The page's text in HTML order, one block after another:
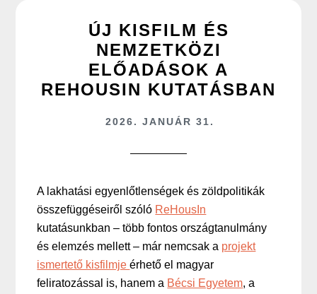
ÚJ KISFILM ÉS
NEMZETKÖZI
ELŐADÁSOK A
REHOUSIN KUTATÁSBAN
2026. JANUÁR 31.
A lakhatási egyenlőtlenségek és zöldpolitikák
összefüggéseiről szóló ReHousIn
kutatásunkban – több fontos országtanulmány
és elemzés mellett – már nemcsak a projekt
ismertető kisfilmjeérhető el magyar
feliratozással is, hanem a Bécsi Egyetem, a